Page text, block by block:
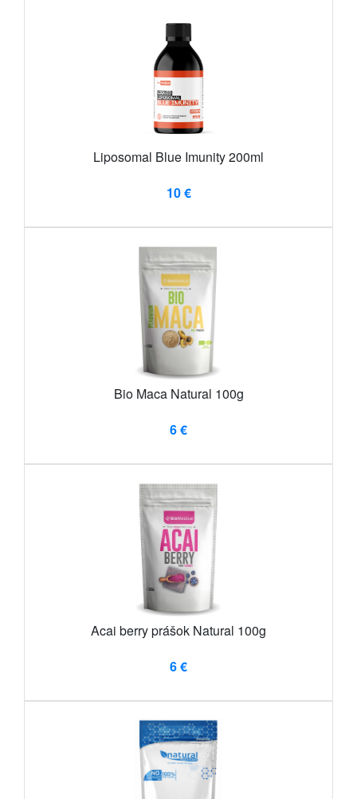
Liposomal Blue Imunity 200ml
10 €
Bio Maca Natural 100g
6 €
Acai berry prášok Natural 100g
6 €